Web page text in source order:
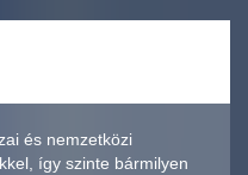
és nemzetközi
így szinte bármilyen